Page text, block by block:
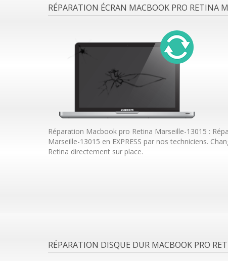
RÉPARATION ÉCRAN MACBOOK PRO RETINA
Réparation Macbook pro Retina Marseille-13015 :
Marseille-13015 en EXPRESS par nos techniciens.
Retina directement sur place.
RÉPARATION DISQUE DUR MACBOOK PRO